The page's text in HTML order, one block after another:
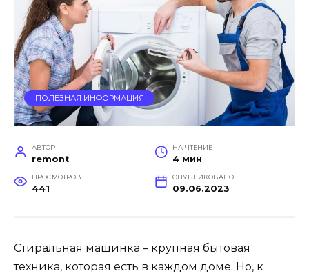
ПОЛЕЗНАЯ ИНФОРМАЦИЯ
АВТОР
remont
НА ЧТЕНИЕ
4 мин
ПРОСМОТРОВ
441
ОПУБЛИКОВАНО
09.06.2023
Стиральная машинка – крупная бытовая
техника, которая есть в каждом доме. Но, к